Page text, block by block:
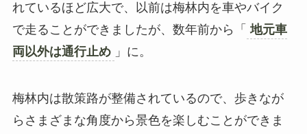
れているほど広大で、以前は梅林内を車やバイク
で走ることができましたが、数年前から「 地元車
両以外は通行止め 」に。
梅林内は散策路が整備されているので、歩きなが
らさまざまな角度から景色を楽しむことができま